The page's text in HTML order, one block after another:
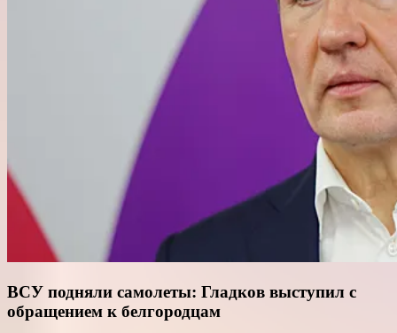
ВСУ подняли самолеты: Гладков выступил с
обращением к белгородцам